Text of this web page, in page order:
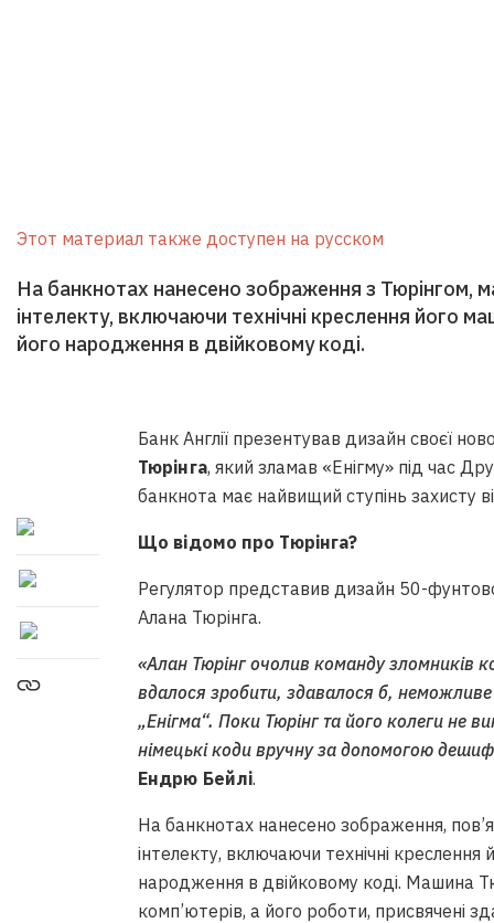
Этот материал также доступен на русском
На банкнотах нанесено зображення з Тюрінгом,
інтелекту, включаючи технічні креслення його
його народження в двійковому коді.
Банк Англії презентував дизайн своєї
Тюрінга, який зламав «Енігму» під час
банкнота має найвищий ступінь захисту
Що відомо про Тюрінга?
Регулятор представив дизайн 50-
Алана Тюрінга.
«Алан Тюрінг очолив команду зломників
вдалося зробити, здавалося б,
„Енігма“. Поки Тюрінг та його колеги не
німецькі коди вручну за допомогою
Ендрю Бейлі.
На банкнотах нанесено зображення,
інтелекту, включаючи технічні
народження в двійковому коді. Машина
комп’ютерів, а його роботи, присвячені